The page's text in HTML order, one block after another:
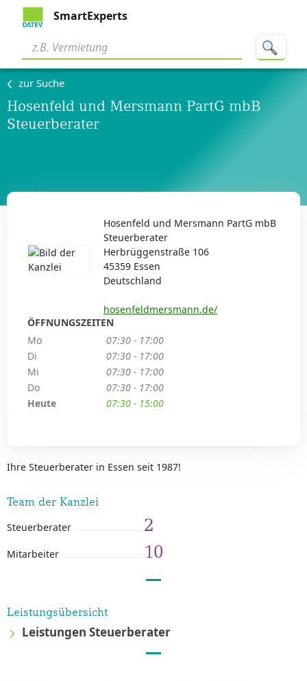
SmartExperts
zur Suche
Hosenfeld und Mersmann PartG mbB
Steuerberater
Ihre Steuerberater in Essen seit 1987!
Team der Kanzlei
Steuerberater 2
Mitarbeiter 10
Leistungsübersicht
Leistungen Steuerberater
Hosenfeld und Mersmann PartG mbB
Steuerberater
Herbrüggenstraße 106
45359 Essen
Deutschland
hosenfeldmersmann.de/
ÖFFNUNGSZEITEN
Mo
07:30 - 17:00
Di
07:30 - 17:00
Mi
07:30 - 17:00
Do
07:30 - 17:00
Heute
07:30 - 15:00